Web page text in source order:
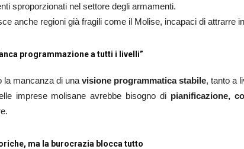
sproporzionati nel settore degli armamenti.
anche regioni già fragili come il Molise, incapaci di attrarre
programmazione a tutti i livelli”
la mancanza di una visione programmatica stabile, tanto a
imprese molisane avrebbe bisogno di pianificazione,
ma la burocrazia blocca tutto